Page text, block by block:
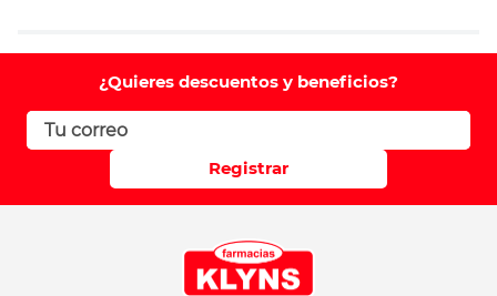
Comentario
Califique el producto de 1 a 5 estrellas
¿Quieres descuentos y beneficios?
Registrar